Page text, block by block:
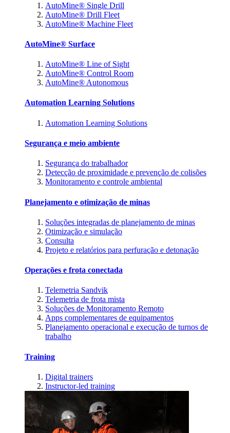
AutoMine® Single Drill
AutoMine® Drill Fleet
AutoMine® Machine Fleet
AutoMine® Surface
AutoMine® Line of Sight
AutoMine® Control Room
AutoMine® Autonomous
Automation Learning Solutions
Automation Learning Solutions
Segurança e meio ambiente
Segurança do trabalhador
Detecção de proximidade e prevenção de colisões
Monitoramento e controle ambiental
Planejamento e otimização de minas
Soluções integradas de planejamento de minas
Otimização e simulação
Consulta
Projeto e relatórios para perfuração e detonação
Operações e frota conectada
Telemetria Sandvik
Telemetria de frota mista
Soluções de Monitoramento Remoto
Apps complementares de equipamentos
Planejamento operacional e execução de turnos de
trabalho
Training
Digital trainers
Instructor-led training